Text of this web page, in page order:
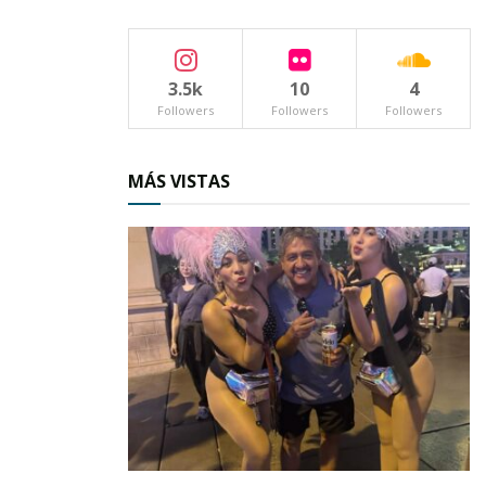
son un problema muy enraizado en
nuestra sociedad.
De acuerdo al INEGI,las mujeres más
a la violencia de cualquier agresor
30 a 39 años
enfrentado al menos un episodio de violencia o
abuso, los cuales inician desde temprana edad,
pues desde los 15 años se sabe que 47 de cada
100 mujeres han tenido al menos una relación
de pareja, matrimonio o noviazgo, donde son
agredidas por su actual o última pareja a lo
largo de su relación.
3.5k
Followers
10
Followers
4
Followers
MÁS VISTAS